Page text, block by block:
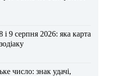
і 9 серпня 2026: яка карта
число: знак удачі,